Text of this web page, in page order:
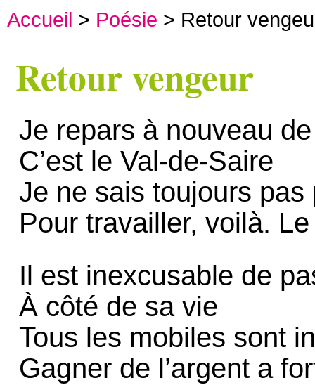
Accueil > Poésie > Retour
Retour vengeur
Je repars à nouveau
C’est le Val-de-Saire
Je ne sais toujours pas
Pour travailler, voilà.
Il est inexcusable de
À côté de sa vie
Tous les mobiles sont
Gagner de l’argent a